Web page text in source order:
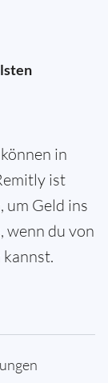
in
ist
um Geld ins
wenn du von